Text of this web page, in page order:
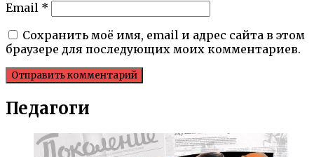
Email *
Сохранить моё имя, email и адрес сайта в этом
браузере для последующих моих комментариев.
Педагоги